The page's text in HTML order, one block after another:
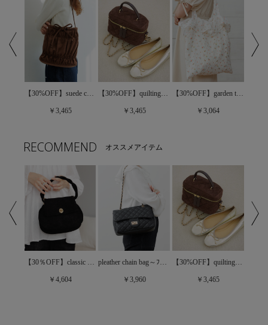
【30%OFF】suede crumple bag～ｽｴｰﾄﾞｸﾗﾝﾌﾟﾙﾊﾞｯｸﾞ
￥3,465
【30%OFF】quilting vanity bag～ｷﾙﾃｨﾝｸﾞﾊﾞﾆﾃｨﾊﾞｯｸﾞ
￥3,465
【30%OFF】garden tote bag～ｶﾞｰﾃﾞﾝﾄｰﾄﾊﾞｯｸﾞ
￥3,064
RECOMMEND オススメアイテム
【30％OFF】classic suede bag～ｸﾗｼｯｸｽｴｰﾄﾞﾊﾞｯｸﾞ
￥4,604
pleather chain bag～ﾌﾟﾚｻﾞｰﾁｪｰﾝﾊﾞｯｸﾞ
￥3,960
【30%OFF】quilting vanity bag～ｷﾙﾃｨﾝｸﾞﾊﾞﾆﾃｨﾊﾞｯｸﾞ
￥3,465